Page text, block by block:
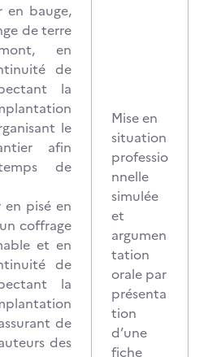
en bauge,
de terre
en
de
la
le
afin
de
pisé en
coffrage
et en
de
la
de
des
Mise en
situation
professio
nnelle
simulée
et
argumen
tation
orale par
présenta
tion
d’une
fiche